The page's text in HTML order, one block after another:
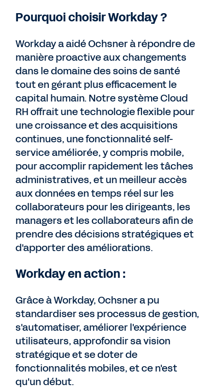
Pourquoi choisir Workday ?
Workday a aidé Ochsner à répondre de
manière proactive aux changements
dans le domaine des soins de santé
tout en gérant plus efficacement le
capital humain. Notre système Cloud
RH offrait une technologie flexible pour
une croissance et des acquisitions
continues, une fonctionnalité self-
service améliorée, y compris mobile,
pour accomplir rapidement les tâches
administratives, et un meilleur accès
aux données en temps réel sur les
collaborateurs pour les dirigeants, les
managers et les collaborateurs afin de
prendre des décisions stratégiques et
d'apporter des améliorations.
Workday en action :
Grâce à Workday, Ochsner a pu
standardiser ses processus de gestion,
s'automatiser, améliorer l'expérience
utilisateurs, approfondir sa vision
stratégique et se doter de
fonctionnalités mobiles, et ce n'est
qu'un début.